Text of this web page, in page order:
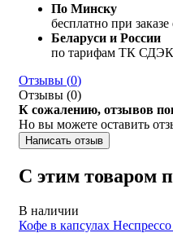
По Минску
бесплатно при
Беларуси и России
по тарифам ТК СДЭК,
Отзывы (0)
Отзывы (0)
К сожалению, отзывов
Но вы можете оставить
Написать отзыв
С этим товаром
В наличии
Кофе в капсулах